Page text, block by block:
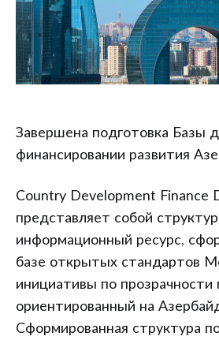
Завершена подготовка Базы
финансировании развития
Country Development Finance
представляет собой
информационный ресурс,
базе открытых стандартов
инициативы по
ориентированный на
Сформированная структура